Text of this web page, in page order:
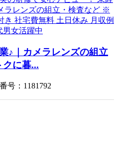
♪｜カメラレンズの組立
に暮...
号：1181792